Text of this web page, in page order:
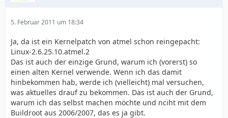
5. Februar 2011 um 18:34
Ja, da ist ein Kernelpatch von atmel schon reingepacht:
Linux-2.6.25.10.atmel.2
Das ist auch der einzige Grund, warum ich (vorerst) so
einen alten Kernel verwende. Wenn ich das damit
hinbekommen hab, werde ich (vielleicht) mal versuchen,
was aktuelles drauf zu bekommen. Das ist auch der Grund,
warum ich das selbst machen möchte und nciht mit dem
Buildroot aus 2006/2007, das es ja gibt.